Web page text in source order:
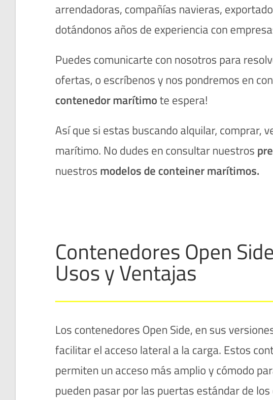
arrendadoras, compañías navieras,
dotándonos años de experiencia con
Puedes comunicarte con nosotros para
ofertas, o escríbenos y nos pondremos en
contenedor marítimote espera!
Así que si estas buscando alquilar, comprar,
marítimo. No dudes en consultar nuestros
nuestros modelos de conteiner marítimos.
Contenedores Open
Usos y Ventajas
Los contenedores Open Side, en sus
facilitar el acceso lateral a la carga. Estos
permiten un acceso más amplio y cómodo
pueden pasar por las puertas estándar de